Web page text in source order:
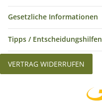
Gesetzliche Informationen
Tipps / Entscheidungshilfen
VERTRAG WIDERRUFEN